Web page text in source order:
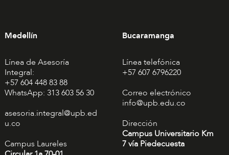
Medellín
Línea de Asesoría
Integral:
+57 604 448 83 88
WhatsApp: 313 603 56 30
asesoria.integral@upb.ed
u.co
Campus Laureles
Bucaramanga
Línea telefónica
+57 607 6796220
Correo electrónico
info@upb.edu.co
Dirección
Campus Universitario Km
7 vía Piedecuesta